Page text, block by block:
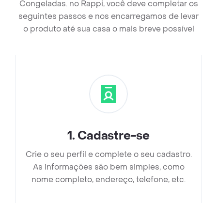
Congeladas. no Rappi, você deve completar os
seguintes passos e nos encarregamos de levar
o produto até sua casa o mais breve possível
1. Cadastre-se
Crie o seu perfil e complete o seu cadastro.
As informações são bem simples, como
nome completo, endereço, telefone, etc.